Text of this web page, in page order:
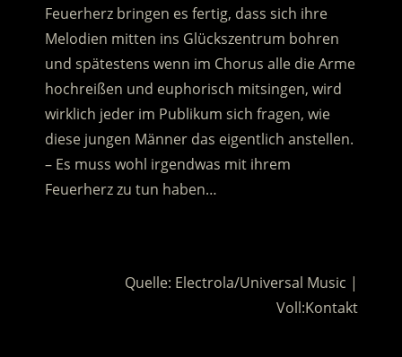
Feuerherz bringen es fertig, dass sich ihre
Melodien mitten ins Glückszentrum bohren
und spätestens wenn im Chorus alle die Arme
hochreißen und euphorisch mitsingen, wird
wirklich jeder im Publikum sich fragen, wie
diese jungen Männer das eigentlich anstellen.
– Es muss wohl irgendwas mit ihrem
Feuerherz zu tun haben…
Quelle: Electrola/Universal Music |
Voll:Kontakt